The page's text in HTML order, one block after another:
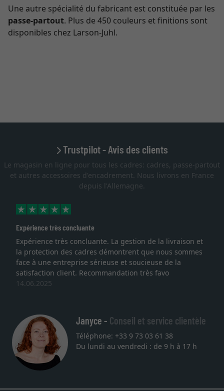
Une autre spécialité du fabricant est constituée par les
passe-partout. Plus de 450 couleurs et finitions sont
disponibles chez Larson-Juhl.
Trustpilot - Avis des clients
Le magasin en ligne pour tous les cadres: cadres, passe-partout
et autres accessoires d'encadrement. Nous livrons en France
depuis l'Allemagne.
très concluante
très concluante. La gestion de la livraison et
protection des cadres démontrent que nous sommes
à une entreprise sérieuse et soucieuse de la
client. Recommandation très favo
Janyce - Conseil et service clientèle
Téléphone: +33 9 73 03 61 38